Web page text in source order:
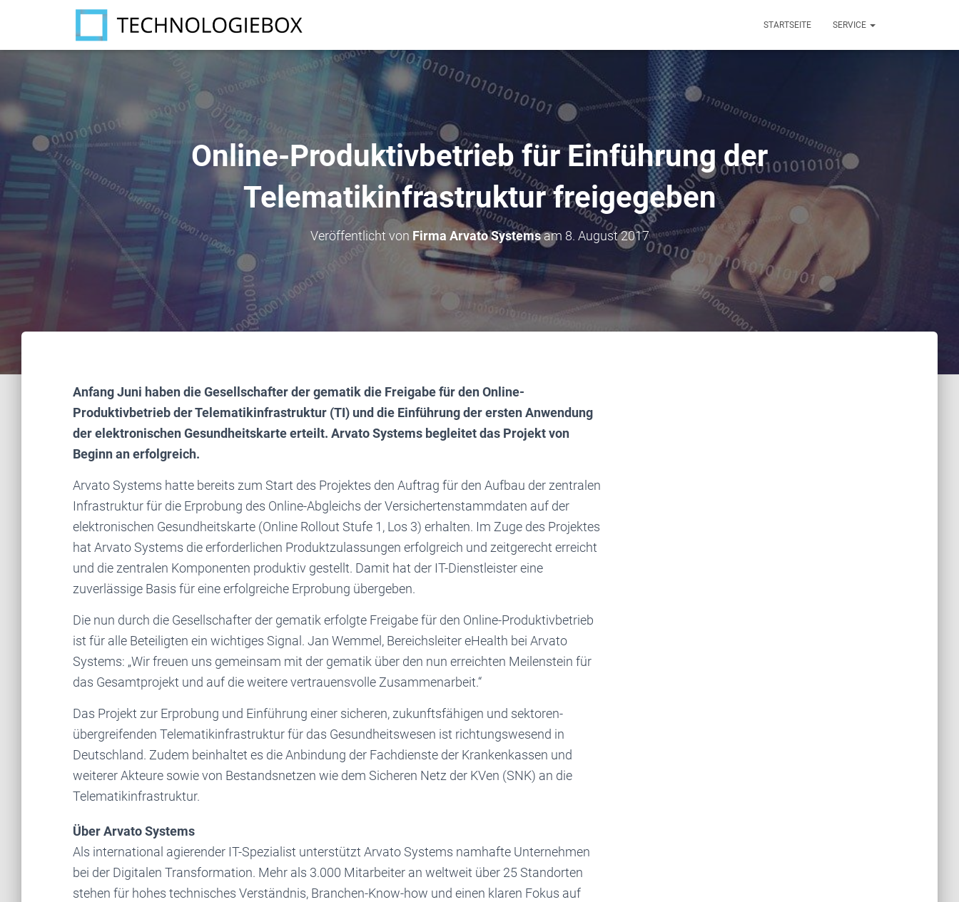
STARTSEITE SERVICE
Online-Produktivbetrieb für Einführung der
Telematikinfrastruktur freigegeben
Veröffentlicht von Firma Arvato Systemsam 8. August 2017
Anfang Juni haben die Gesellschafter der gematik die Freigabe für den Online-
Produktivbetrieb der Telematikinfrastruktur (TI) und die Einführung der ersten Anwendung
der elektronischen Gesundheitskarte erteilt. Arvato Systems begleitet das Projekt von
Beginn an erfolgreich.
Arvato Systems hatte bereits zum Start des Projektes den Auftrag für den Aufbau der zentralen
Infrastruktur für die Erprobung des Online-Abgleichs der Versichertenstammdaten auf der
elektronischen Gesundheitskarte (Online Rollout Stufe 1, Los 3) erhalten. Im Zuge des Projektes
hat Arvato Systems die erforderlichen Produktzulassungen erfolgreich und zeitgerecht erreicht
und die zentralen Komponenten produktiv gestellt. Damit hat der IT-Dienstleister eine
zuverlässige Basis für eine erfolgreiche Erprobung übergeben.
Die nun durch die Gesellschafter der gematik erfolgte Freigabe für den Online-Produktivbetrieb
ist für alle Beteiligten ein wichtiges Signal. Jan Wemmel, Bereichsleiter eHealth bei Arvato
Systems: „Wir freuen uns gemeinsam mit der gematik über den nun erreichten Meilenstein für
das Gesamtprojekt und auf die weitere vertrauensvolle Zusammenarbeit.“
Das Projekt zur Erprobung und Einführung einer sicheren, zukunftsfähigen und sektoren-
übergreifenden Telematikinfrastruktur für das Gesundheitswesen ist richtungswesend in
Deutschland. Zudem beinhaltet es die Anbindung der Fachdienste der Krankenkassen und
weiterer Akteure sowie von Bestandsnetzen wie dem Sicheren Netz der KVen (SNK) an die
Telematikinfrastruktur.
Über Arvato Systems
Als international agierender IT-Spezialist unterstützt Arvato Systems namhafte Unternehmen
bei der Digitalen Transformation. Mehr als 3.000 Mitarbeiter an weltweit über 25 Standorten
stehen für hohes technisches Verständnis, Branchen-Know-how und einen klaren Fokus auf